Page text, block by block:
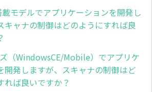
モデルでアプリケーションを開発し
キャナの制御はどのようにすれば良
（WindowsCE/Mobile）でアプリケ
開発しますが、スキャナの制御はど
れば良いですか？